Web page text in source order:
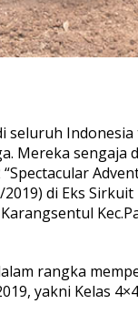
seluruh
Mereka
di Eks
rangka
yakni Kelas